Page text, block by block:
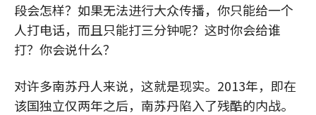
段会怎样？如果无法进行大众传播，你只能给一个
人打电话，而且只能打三分钟呢？这时你会给谁
打？你会说什么？
对许多南苏丹人来说，这就是现实。2013年，即在
该国独立仅两年之后，南苏丹陷入了残酷的内战。